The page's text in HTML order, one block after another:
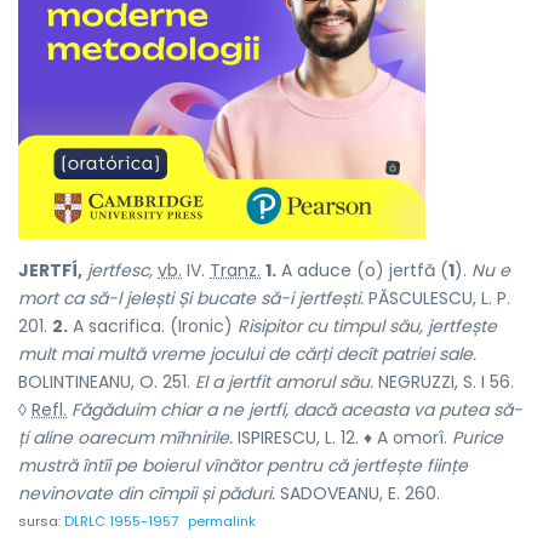
JERTFÍ, jertfesc, vb. IV. Tranz. 1. A aduce (o) jertfă (1). Nu e
mort ca să-l jelești Și bucate să-i jertfești. PĂSCULESCU, L. P.
201. 2. A sacrifica. (Ironic) Risipitor cu timpul său, jertfește
mult mai multă vreme jocului de cărți decît patriei sale.
BOLINTINEANU, O. 251. El a jertfit amorul său. NEGRUZZI, S. I 56.
◊ Refl. Făgăduim chiar a ne jertfi, dacă aceasta va putea să-
ți aline oarecum mîhnirile. ISPIRESCU, L. 12. ♦ A omorî. Purice
mustră întîi pe boierul vînător pentru că jertfește ființe
nevinovate din cîmpii și păduri. SADOVEANU, E. 260.
sursa:DLRLC 1955-1957 permalink